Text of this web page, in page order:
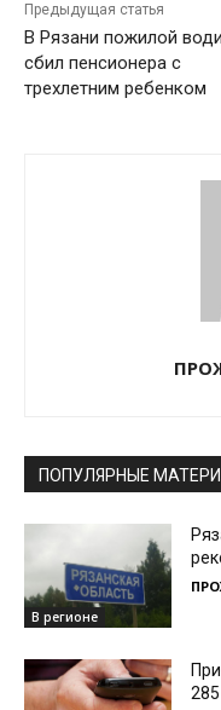
Предыдущая статья
В Рязани пожилой
сбил пенсионера с
трехлетним ребенком
ПОПУЛЯРНЫЕ
В регионе